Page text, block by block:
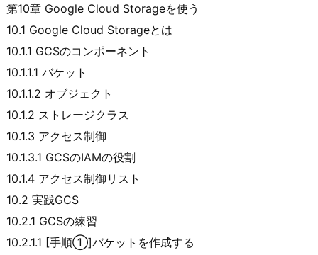
第10章 Google Cloud Storageを使う
10.1 Google Cloud Storageとは
10.1.1 GCSのコンポーネント
10.1.1.1 バケット
10.1.1.2 オブジェクト
10.1.2 ストレージクラス
10.1.3 アクセス制御
10.1.3.1 GCSのIAMの役割
10.1.4 アクセス制御リスト
10.2 実践GCS
10.2.1 GCSの練習
10.2.1.1 [手順①]バケットを作成する